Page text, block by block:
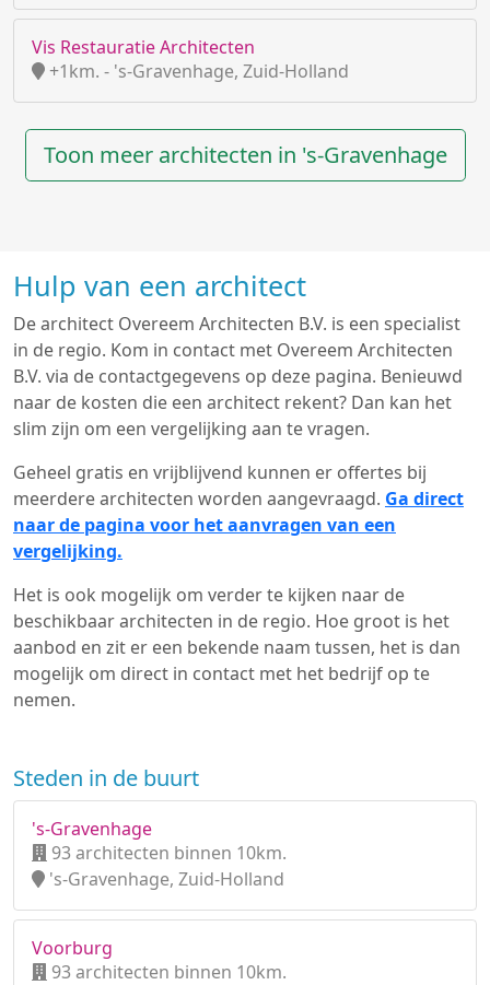
Vis Restauratie Architecten
+1km. - 's-Gravenhage, Zuid-Holland
Toon meer architecten in 's-Gravenhage
Hulp van een architect
De architect Overeem Architecten B.V. is een specialist
in de regio. Kom in contact met Overeem Architecten
B.V. via de contactgegevens op deze pagina. Benieuwd
naar de kosten die een architect rekent? Dan kan het
slim zijn om een vergelijking aan te vragen.
Geheel gratis en vrijblijvend kunnen er offertes bij
meerdere architecten worden aangevraagd. Ga direct
naar de pagina voor het aanvragen van een
vergelijking.
Het is ook mogelijk om verder te kijken naar de
beschikbaar architecten in de regio. Hoe groot is het
aanbod en zit er een bekende naam tussen, het is dan
mogelijk om direct in contact met het bedrijf op te
nemen.
Steden in de buurt
's-Gravenhage
93 architecten binnen 10km.
's-Gravenhage, Zuid-Holland
Voorburg
93 architecten binnen 10km.